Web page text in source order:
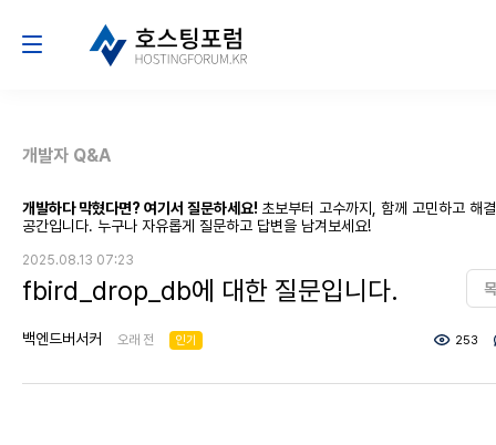
개발자 Q&A
개발하다 막혔다면? 여기서 질문하세요! 초보부터 고수까지, 함께 고민하고 해
공간입니다. 누구나 자유롭게 질문하고 답변을 남겨보세요!
2025.08.13 07:23
fbird_drop_db에 대한 질문입니다.
백엔드버서커 오래 전 인기 253